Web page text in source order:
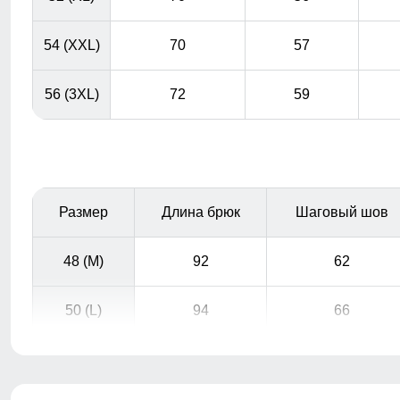
Подкладка из флиса: Устойчива к износу и легко
54 (XXL) 70 57
56 (3XL) 72 59
Размер Длина брюк Шаговый шов
48 (M) 92 62
50 (L) 94 66